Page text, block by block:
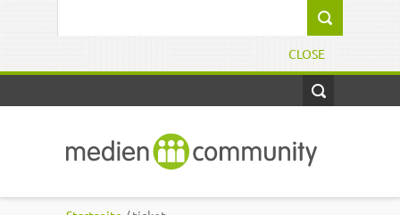
CLOSE